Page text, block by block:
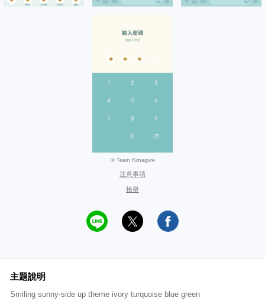
© Team Kimagure
注意事項
檢舉
主題說明
Smiling sunny-side up theme ivory turquoise blue green